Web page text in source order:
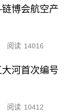
博会航空产
阅读 14016
河首次编号
阅读 10412